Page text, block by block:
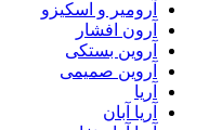
آرومیر و اسکیزو
آرون افشار
آروین بستکی
آروین صمیمی
آریا
آریا آبان